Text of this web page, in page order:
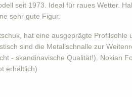
seit 1973. Ideal für raues Wetter.
sehr gute Figur.
hat eine ausgeprägte Profilsohle
sind die Metallschnalle zur
- skandinavische Qualität!). Nokian
erhältlich)